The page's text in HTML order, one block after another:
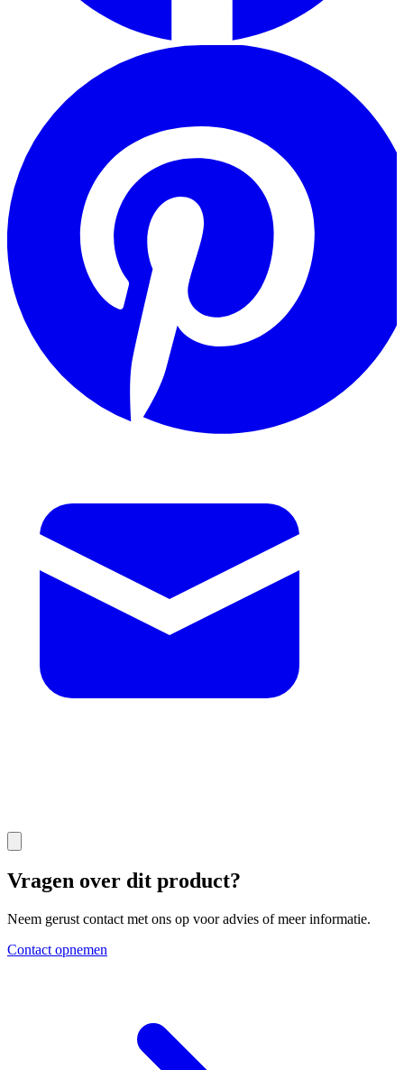
Vragen over dit product?
Neem gerust contact met ons op voor advies of meer informatie.
Contact opnemen